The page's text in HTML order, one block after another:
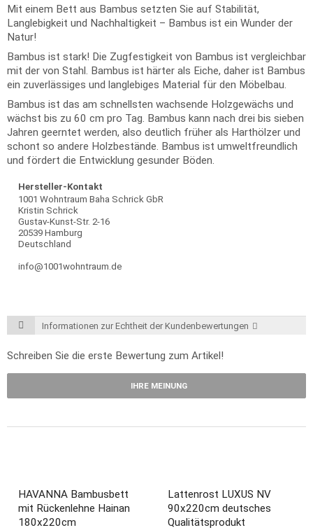
Mit einem Bett aus Bambus setzten Sie auf Stabilität,
Langlebigkeit und Nachhaltigkeit – Bambus ist ein Wunder der
Natur!
Bambus ist stark! Die Zugfestigkeit von Bambus ist vergleichbar
mit der von Stahl. Bambus ist härter als Eiche, daher ist Bambus
ein zuverlässiges und langlebiges Material für den Möbelbau.
Bambus ist das am schnellsten wachsende Holzgewächs und
wächst bis zu 60 cm pro Tag. Bambus kann nach drei bis sieben
Jahren geerntet werden, also deutlich früher als Harthölzer und
schont so andere Holzbestände. Bambus ist umweltfreundlich
und fördert die Entwicklung gesunder Böden.
Hersteller-Kontakt
1001 Wohntraum Baha Schrick GbR
Kristin Schrick
Gustav-Kunst-Str. 2-16
20539 Hamburg
Deutschland
info@1001wohntraum.de
Informationen zur Echtheit der Kundenbewertungen
Schreiben Sie die erste Bewertung zum Artikel!
IHRE MEINUNG
HAVANNA Bambusbett
mit Rückenlehne Hainan
180x220cm
Lattenrost LUXUS NV
90x220cm deutsches
Qualitätsprodukt